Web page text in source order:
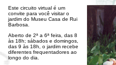
Este circuito virtual é um
convite para você visitar o
jardim do Museu Casa de Rui
Barbosa.
Aberto de 2ª a 6ª feira, das 8
às 18h; sábados e domingos,
das 9 às 18h, o jardim recebe
diferentes frequentadores ao
longo do dia.